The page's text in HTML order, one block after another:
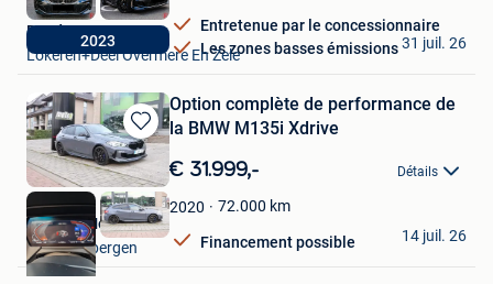
2023
Entretenue par le concessionnaire
Les zones basses émissions
RoadCare
Lokeren+Deel Overmere En Zele
31 juil. 26
Sauvegarder
dans
Mes
Favoris
Option complète de performance de
la BMW M135i Xdrive
€ 31.999,- Détails
2020 72.000 km
Financement possible
Moto6 / Motosix
Geraardsbergen
14 juil. 26